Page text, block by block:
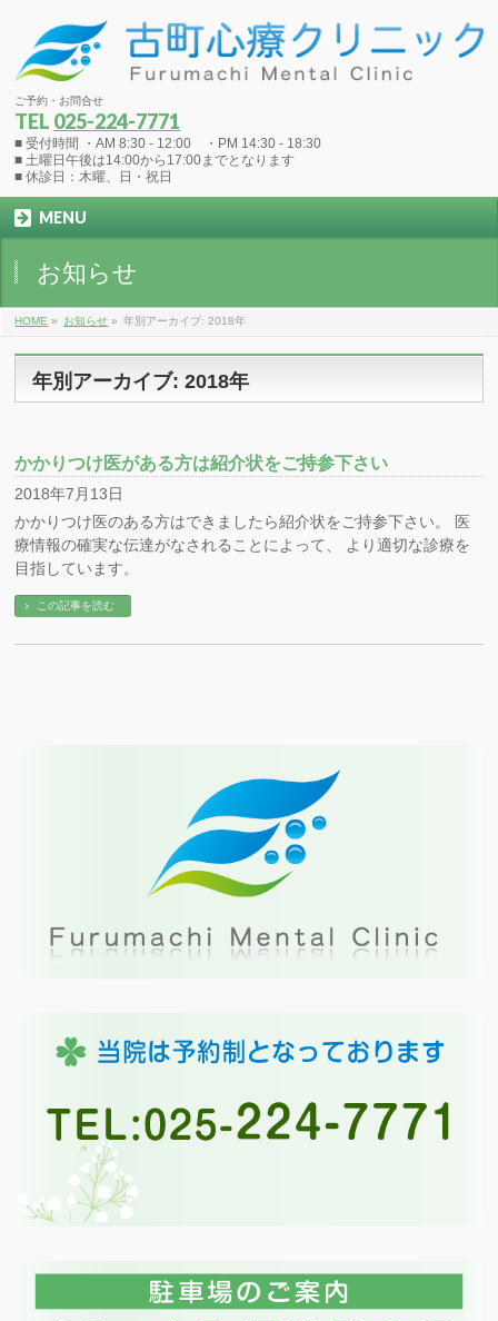
ご予約・お問合せ
TEL 025-224-7771
■ 受付時間 ・AM 8:30 - 12:00 ・PM 14:30 - 18:30
■ 土曜日午後は14:00から17:00までとなります
■ 休診日：木曜、日・祝日
MENU
お知らせ
HOME » お知らせ » 年別アーカイブ: 2018年
年別アーカイブ: 2018年
かかりつけ医がある方は紹介状をご持参下さい
2018年7月13日
かかりつけ医のある方はできましたら紹介状をご持参下さい。 医
療情報の確実な伝達がなされることによって、 より適切な診療を
目指しています。
この記事を読む